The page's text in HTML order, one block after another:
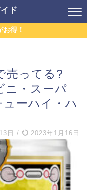
ド
得！
売ってる?
ニ・スーパ
ューハイ・ハ
日 / 2023年1月16日